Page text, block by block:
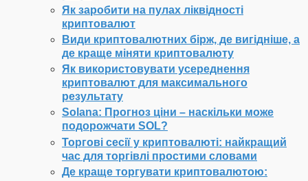
Як заробити на пулах ліквідності
криптовалют
Види криптовалютних бірж, де вигідніше, а
де краще міняти криптовалюту
Як використовувати усереднення
криптовалют для максимального
результату
Solana: Прогноз ціни – наскільки може
подорожчати SOL?
Торгові сесії у криптовалюті: найкращий
час для торгівлі простими словами
Де краще торгувати криптовалютою: